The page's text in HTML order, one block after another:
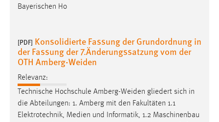
Bayerischen Ho
[PDF] Konsolidierte Fassung der Grundordnung in
der Fassung der 7.Änderungssatzung vom der
OTH Amberg-Weiden
Relevanz:
Technische Hochschule Amberg-Weiden gliedert sich in
die Abteilungen: 1. Amberg mit den Fakultäten 1.1
Elektrotechnik, Medien und Informatik, 1.2 Maschinenbau